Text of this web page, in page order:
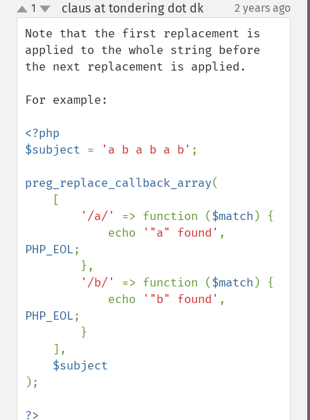
up
down
1 claus at tondering dot dk¶ 2 years ago
Note that the first replacement is
applied to the whole string before
the next replacement is applied.
For example:
<?php
$subject = 'a b a b a b' ;
preg_replace_callback_array(
'/a/' => function ($match ) {
            echo
'"a" found'
PHP_EOL;
'/b/' => function ($match ) {
            echo
'"b" found'
PHP_EOL;
);